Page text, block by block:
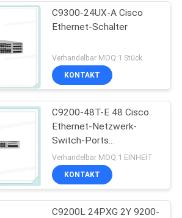
C9300-24UX-A Cisco
Ethernet-Schalter
Verhandelbar MOQ:1 Stück
KONTAKT
C9200-48T-E 48 Cisco
Ethernet-Netzwerk-
Switch-Ports
Datenmodulare Uplink-
Optionen
Verhandelbar MOQ:1 EINHEIT
KONTAKT
C9200L 24PXG 2Y 9200-